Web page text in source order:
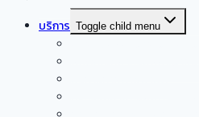
บริการ Toggle child menu